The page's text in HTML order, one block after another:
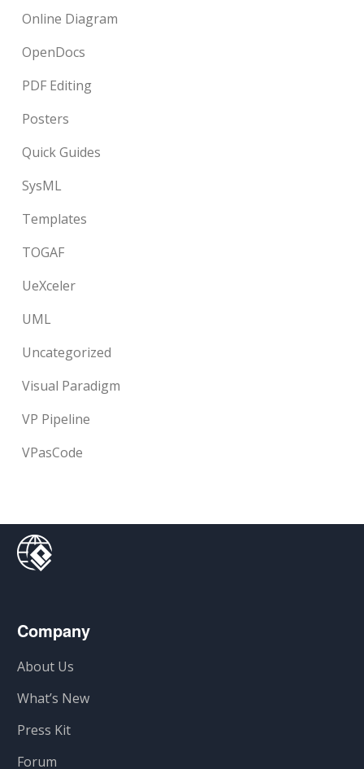
Online Diagram
OpenDocs
PDF Editing
Posters
Quick Guides
SysML
Templates
TOGAF
UeXceler
UML
Uncategorized
Visual Paradigm
VP Pipeline
VPasCode
Company
About Us
What’s New
Press Kit
Forum